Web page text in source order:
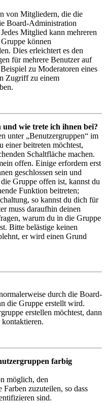
von Mitgliedern, die die
Board-Administration
Mitglied kann mehreren
können
Dies erleichtert es den
für mehrere Benutzer auf
zu Moderatoren eines
Zugriff zu einem
wie trete ich ihnen bei?
unter „Benutzergruppen“ im
einer beitreten möchtest,
Schaltfläche machen.
offen. Einige erfordern erst
geschlossen sein und
Gruppe offen ist, kannst du
Funktion beitreten;
so kannst du dich für
muss daraufhin deinen
warum du in die Gruppe
Bitte belästige keinen
er wird einen Grund
durch die Board-
die Gruppe erstellt wird.
erstellen möchtest, dann
farbig
möglich, den
zuzuteilen, so dass
sind.